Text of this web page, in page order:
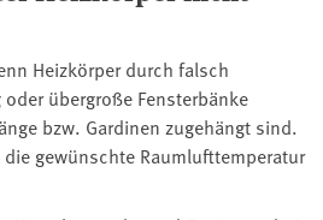
Heizkörper durch falsch
übergroße Fensterbänke
bzw. Gardinen zugehängt sind.
gewünschte Raumlufttemperatur